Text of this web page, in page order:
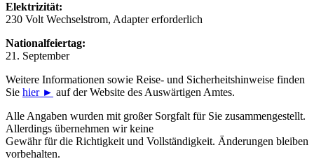
Elektrizität:
230 Volt Wechselstrom, Adapter erforderlich
Nationalfeiertag:
21. September
Weitere Informationen sowie Reise- und Sicherheitshinweise finden
Sie hier ► auf der Website des Auswärtigen Amtes.
Alle Angaben wurden mit großer Sorgfalt für Sie zusammengestellt.
Allerdings übernehmen wir keine
Gewähr für die Richtigkeit und Vollständigkeit. Änderungen bleiben
vorbehalten.